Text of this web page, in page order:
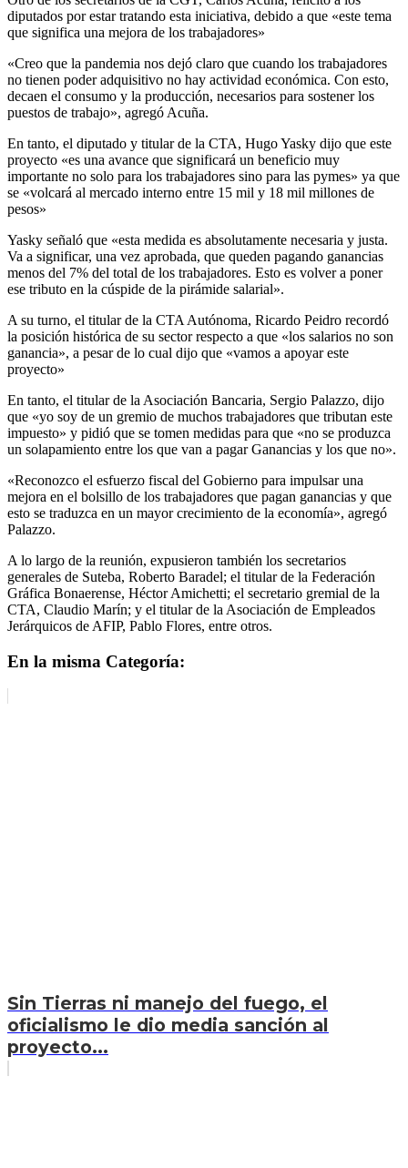
diputados por estar tratando esta iniciativa, debido a que «este tema
que significa una mejora de los trabajadores»
«Creo que la pandemia nos dejó claro que cuando los trabajadores
no tienen poder adquisitivo no hay actividad económica. Con esto,
decaen el consumo y la producción, necesarios para sostener los
puestos de trabajo», agregó Acuña.
En tanto, el diputado y titular de la CTA, Hugo Yasky dijo que este
proyecto «es una avance que significará un beneficio muy
importante no solo para los trabajadores sino para las pymes» ya que
se «volcará al mercado interno entre 15 mil y 18 mil millones de
pesos»
Yasky señaló que «esta medida es absolutamente necesaria y justa.
Va a significar, una vez aprobada, que queden pagando ganancias
menos del 7% del total de los trabajadores. Esto es volver a poner
ese tributo en la cúspide de la pirámide salarial».
A su turno, el titular de la CTA Autónoma, Ricardo Peidro recordó
la posición histórica de su sector respecto a que «los salarios no son
ganancia», a pesar de lo cual dijo que «vamos a apoyar este
proyecto»
En tanto, el titular de la Asociación Bancaria, Sergio Palazzo, dijo
que «yo soy de un gremio de muchos trabajadores que tributan este
impuesto» y pidió que se tomen medidas para que «no se produzca
un solapamiento entre los que van a pagar Ganancias y los que no».
«Reconozco el esfuerzo fiscal del Gobierno para impulsar una
mejora en el bolsillo de los trabajadores que pagan ganancias y que
esto se traduzca en un mayor crecimiento de la economía», agregó
Palazzo.
A lo largo de la reunión, expusieron también los secretarios
generales de Suteba, Roberto Baradel; el titular de la Federación
Gráfica Bonaerense, Héctor Amichetti; el secretario gremial de la
CTA, Claudio Marín; y el titular de la Asociación de Empleados
Jerárquicos de AFIP, Pablo Flores, entre otros.
En la misma Categoría:
Sin Tierras ni manejo del fuego, el
oficialismo le dio media sanción al
proyecto...